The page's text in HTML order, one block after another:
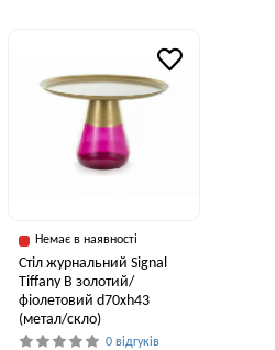
Немає в наявності
Стіл журнальний Signal
Tiffany B золотий/
фіолетовий d70хh43
(метал/скло)
0 відгуків